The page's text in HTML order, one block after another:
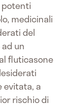
medicinali
del
ad un
fluticasone
evitata, a
rischio di